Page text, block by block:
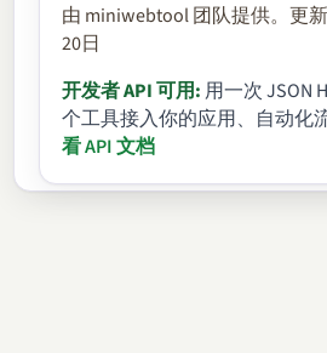
由 miniwebtool 团队提供。更
20日
开发者 API 可用: 用一次 JSON
个工具接入你的应用、自动化
看 API 文档